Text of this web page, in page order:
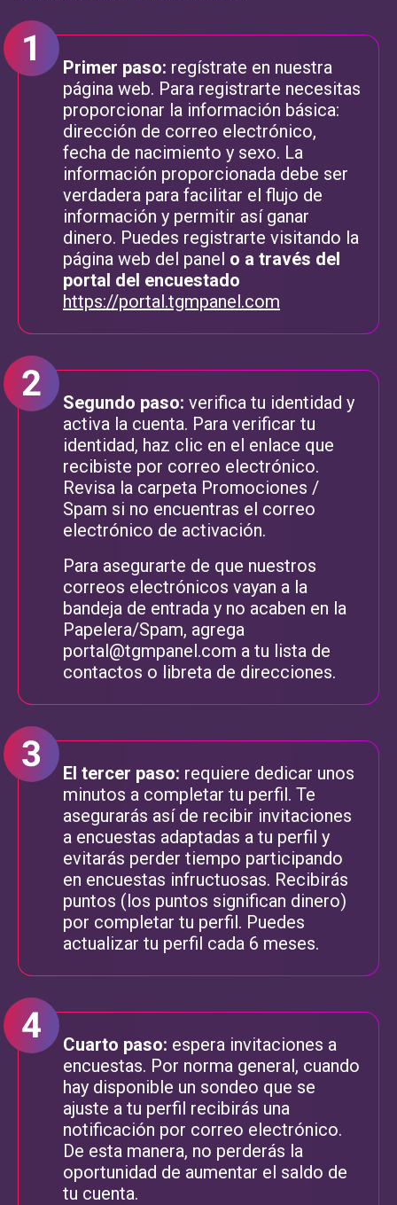
Primer paso: regístrate en nuestra
página web. Para registrarte necesitas
proporcionar la información básica:
dirección de correo electrónico,
fecha de nacimiento y sexo. La
información proporcionada debe ser
verdadera para facilitar el flujo de
información y permitir así ganar
dinero. Puedes registrarte visitando la
página web del panel o a través del
portal del encuestado
https://portal.tgmpanel.com
Segundo paso: verifica tu identidad y
activa la cuenta. Para verificar tu
identidad, haz clic en el enlace que
recibiste por correo electrónico.
Revisa la carpeta Promociones /
Spam si no encuentras el correo
electrónico de activación.
Para asegurarte de que nuestros
correos electrónicos vayan a la
bandeja de entrada y no acaben en la
Papelera/Spam, agrega
portal@tgmpanel.com a tu lista de
contactos o libreta de direcciones.
El tercer paso: requiere dedicar unos
minutos a completar tu perfil. Te
asegurarás así de recibir invitaciones
a encuestas adaptadas a tu perfil y
evitarás perder tiempo participando
en encuestas infructuosas. Recibirás
puntos (los puntos significan dinero)
por completar tu perfil. Puedes
actualizar tu perfil cada 6 meses.
Cuarto paso: espera invitaciones a
encuestas. Por norma general, cuando
hay disponible un sondeo que se
ajuste a tu perfil recibirás una
notificación por correo electrónico.
De esta manera, no perderás la
oportunidad de aumentar el saldo de
tu cuenta.